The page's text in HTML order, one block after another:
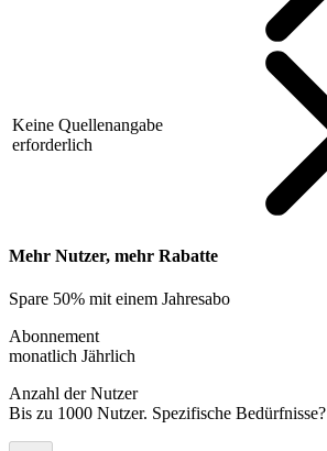
Keine Quellenangabe
erforderlich
Mehr Nutzer, mehr Rabatte
Spare 50% mit einem Jahresabo
Abonnement
monatlich Jährlich
Anzahl der Nutzer
Bis zu 1000 Nutzer. Spezifische Bedürfnisse?